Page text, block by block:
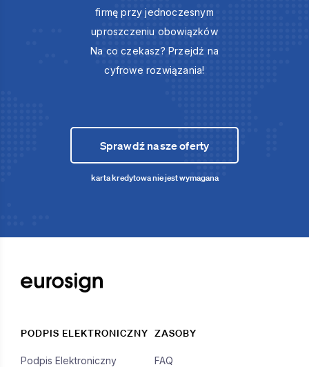
firmę przy jednoczesnym
uproszczeniu obowiązków
Na co czekasz? Przejdź na
cyfrowe rozwiązania!
Sprawdź nasze oferty
karta kredytowa nie jest wymagana
PODPIS ELEKTRONICZNY
Podpis Elektroniczny
ZASOBY
FAQ